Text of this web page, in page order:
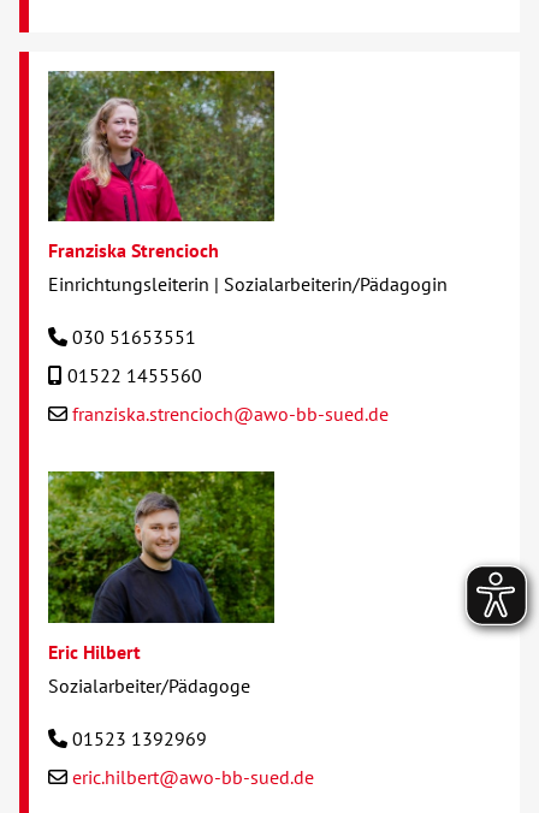
Franziska Strencioch
Einrichtungsleiterin | Sozialarbeiterin/Pädagogin
030 51653551
01522 1455560
franziska.strencioch@awo-bb-sued.de
Eric Hilbert
Sozialarbeiter/Pädagoge
01523 1392969
eric.hilbert@awo-bb-sued.de